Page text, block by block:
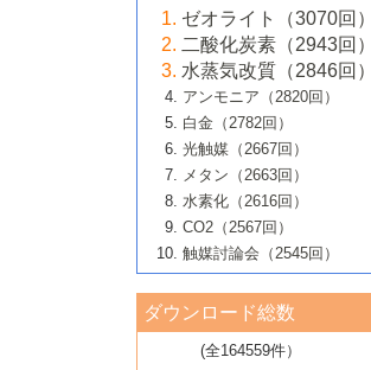
大学：オンライン・対面開催）
6号 メタン転換技術の最新動向
B号 第125回触媒討論会（2020年・
院大学）
5号 固体触媒による含窒素有機化合
換の最前線
6号 貴金属使用量低減に向けた自動
ガス浄化触媒の開発
B号 第123回触媒討論会（2019年・
B号 第121回触媒討論会（2018年・
大学）
5号 水素のふるまいを解き明かす最
研究
6号 低級アルカンの有効利用のため
媒技術
B号 第119回触媒討論会（2017年・
大学東京）
媒技術
3号 触媒研究の最先端～とびたて若き
者たち～（1）
4号 触媒研究の最先端～とびたて若き
者たち～（2）
5号 触媒研究の最先端～とびたて若き
者たち～（3）
6号 イオニクス材料と燃料電池・電解
の最新の研究動向
B号 第117回触媒討論会（2016年・
立大学）
2号 石油精製用触媒の最近の進展
3号 固体酸化物形燃料電池（SOFC）
るアノード触媒上での燃料直接改質技
4号 コアシェル構造の制御による触媒
5号 工業触媒およびその周辺技術の最
進歩
6号 ナノシート
B号 第115回触媒討論会（2015年・成
2号 光触媒反応機構に関する最新の研
向
開発動向
4号 人工光合成に向けた近年のアプロ
5号 未利用熱エネルギーの有効活用に
する触媒技術
6号 ポリオキソメタレート
B号 第113回触媒討論会（2014年・
ールホテル豊橋）
1号 高耐久性燃料電池システム用触媒
ける新展開
2号 リビングラジカル重合の最近の動
3号 天然ガスの化学工業的展開に関す
媒技術
4号 貴金属触媒の精密構造制御とその
5号 バイオマス化成品製造のための固
6号 ナノ空間─吸着状態解析から新機
B号 第111回触媒討論会（2013年・
▼54巻（2012年）
1号 規則性多孔体の利用技術における
の進歩
2号 第109回触媒討論会
3号 貴金属低減技術の最新動向
4号 貴金属代替技術の最新動向
5号 光触媒による物質変換反応の新展
6号 グラフェン
7号 水素を利用する化成品合成の新
▼53巻（2011年）
1号 金属学から見る合金触媒の新展開
2号 第107回触媒討論会
3号 触媒のその場観察法の進歩（１）
4号 触媒のその場観察法の進歩（２）
5号 不活性結合の触媒的活性化による
合成
6号 新しい固体酸触媒技術
7号 ゼオライト合成における最近の進
▼52巻（2010年）
1号 触媒の劣化対策と長寿命触媒開発
2号 第105回触媒討論会
3号 ナノ構造が拓く新機能
4号 活性サイトおよびその環境の精密
計による触媒の高機能化
5号 触媒を有効に使うための技術
7号 有機分子触媒による精密有機合成
1号 炭素材料－熱い注目を集める材料
2号 第103回触媒討論会
3号 環境浄化用光触媒の現状と課題
4号 水素社会の実現に向けた水素製
蔵技術の進歩
5号 CO2が関わる触媒・材料
▼50巻（2008年）
1号 触媒化学と学会のこの10年，半世
そして未来
2号 第101回触媒討論会
4号 錯体を利用したユニークな表面
構築と機能
▼49巻（2007年）
1号 含フッ素化合物の合成と触媒
2号 第99回触媒討論会
3号 実用的ファインケミカル合成プロ
を実現する触媒
▼48巻（2006年）
1号 固体酸触媒の最近の進歩
2号 第97回触媒討論会
3号 リビング重合触媒の最近の展開
1号 最近の触媒担体とその効果
2号 第95回触媒討論会
▼46巻（2004年）
1号 部分酸化反応触媒の最前線
▼45巻（2003年）
ゼオライト（3070回）
二酸化炭素（2943回）
水蒸気改質（2846回）
アンモニア（2820回）
白金（2782回）
光触媒（2667回）
メタン（2663回）
水素化（2616回）
CO2（2567回）
触媒討論会（2545回）
ダウンロード総数
(全164559件）